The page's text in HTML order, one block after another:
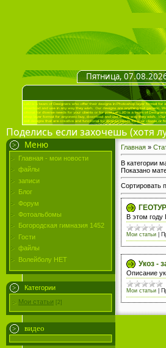
Пятница,
Поделись если захочешь (хотя
Меню
Главная - мои новости
файлы
записи
Блог
Форум
Фотоальбомы
Богородская гимназия 1452
Гости
файлы
Волейболу НЕТ
Категории
Мои статьи
[2]
видео
Главная »
В категории
Показано
Сортировать
В этом
Мои статьи
Укоз -
Описание
Мои статьи